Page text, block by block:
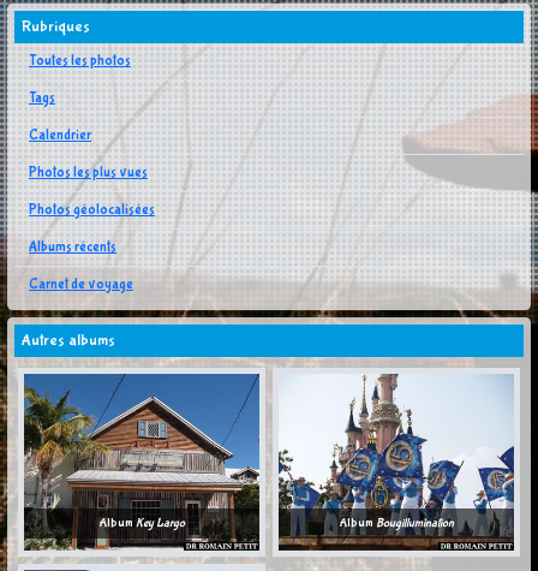
Rubriques
Toutes les photos
Tags
Calendrier
Photos les plus vues
Photos géolocalisées
Albums récents
Carnet de voyage
Autres albums
Album Key Largo AlbumBougillumination